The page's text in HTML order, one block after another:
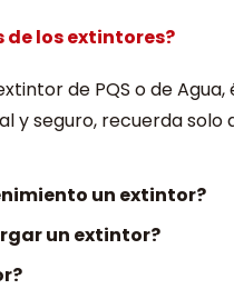
de los extintores?
de PQS o de
y seguro, recuerda
un extintor?
un extintor?